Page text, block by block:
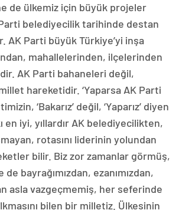
de ülkemiz için büyük projeler
belediyecilik tarihinde destan
AK Parti büyük Türkiye’yi inşa
mahallelerinden, ilçelerinden
AK Parti bahaneleri değil,
hareketidir. ‘Yaparsa AK Parti
‘Bakarız’ değil, ‘Yaparız’ diyen
en iyi, yıllardır AK belediyecilikten,
rotasını liderinin yolundan
bilir. Biz zor zamanlar görmüş,
bayrağımızdan, ezanımızdan,
asla vazgeçmemiş, her seferinde
bilen bir milletiz. Ülkesinin